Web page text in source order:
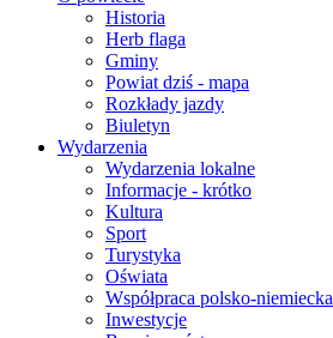
Historia
Herb flaga
Gminy
Powiat dziś - mapa
Rozkłady jazdy
Biuletyn
Wydarzenia
Wydarzenia lokalne
Informacje - krótko
Kultura
Sport
Turystyka
Oświata
Współpraca polsko-niemiecka
Inwestycje